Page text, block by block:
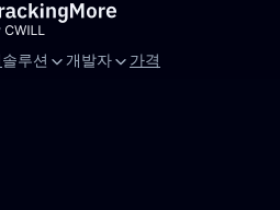
솔루션 개발자 가격